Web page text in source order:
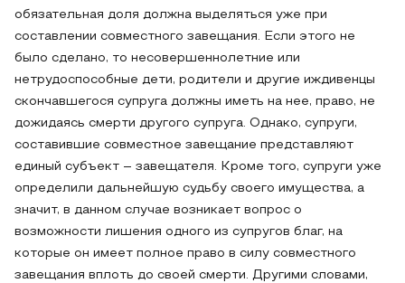
обязательная доля должна выделяться уже при
составлении совместного завещания. Если этого не
было сделано, то несовершеннолетние или
нетрудоспособные дети, родители и другие иждивенцы
скончавшегося супруга должны иметь на нее, право, не
дожидаясь смерти другого супруга. Однако, супруги,
составившие совместное завещание представляют
единый субъект – завещателя. Кроме того, супруги уже
определили дальнейшую судьбу своего имущества, а
значит, в данном случае возникает вопрос о
возможности лишения одного из супругов благ, на
которые он имеет полное право в силу совместного
завещания вплоть до своей смерти. Другими словами,